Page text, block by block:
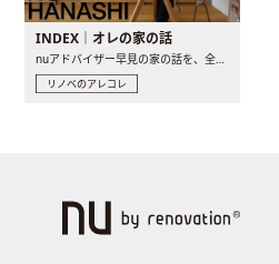
INDEX｜オレの家の話
リノベのアレコレ